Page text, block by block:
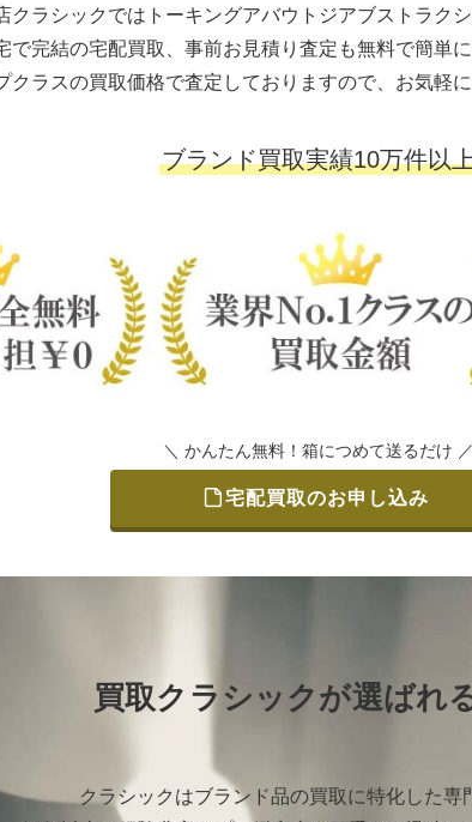
クラシックではトーキングアバウトジアブストラク
で完結の宅配買取、事前お見積り査定も無料で簡単
クラスの買取価格で査定しておりますので、お気軽
ブランド買取実績10万件以
＼ かんたん無料！箱につめて送るだけ ／
宅配買取のお申し込み
買取クラシックが選ばれ
クラシックはブランド品の買取に特化した専